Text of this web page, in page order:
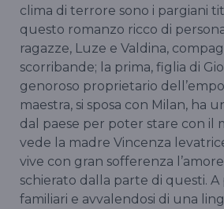
clima di terrore sono i pargiani
questo romanzo ricco di
ragazze, Luze e Valdina,
scorribande; la prima, figlia di
genoroso proprietario
maestra, si sposa con Milan, ha
dal paese per poter stare con il
vede la madre Vincenza
vive con gran sofferenza
schierato dalla parte di questi.
familiari e avvalendosi di una